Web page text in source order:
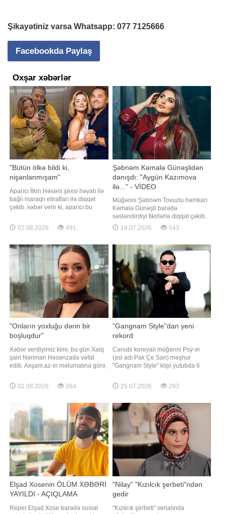
Şikayətiniz varsa Whatsapp: 077 7125666
Facebookda Paylaş
Oxşar xəbərlər
"Bütün ölkə bildi ki,
nişanlanmışam"
Aparıcı İlkin Həsəni şəxsi həyatı ilə
bağlı maraqlı etirafları ilə diqqət
çəkib. xəbər verir ki, aparıcı bu
danışıb. O, nişanlı olduğu dövrdə
şəxsi həyatı ilə bağlı mediada
təsirindən söz açıb. Aparıcı
vurğulayıb ki, şəxs
02.08.2026 491
Şəbnəm Kəmalə Günəşlidən
danışdı: "Aygün Kazımova
ilə..." - VİDEO
Müğənni Şəbnəm Tovuzlu həmkarı
Kəmalə Günəşli barədə
səsləndirdiyi fikirlərlə diqqət çəkib.
Sənətçi "Yalçınla bir gün" verilişində
bildirib ki, hazırda trend
Kəmalə Günəşli ön sıralarda yer
alırlar. Onun sözlərinə görə, bu
nəticə Kəmalənin uzun illər
göstərdiy
19.07.2026 543
"Onların yoxluğu dərin bir
boşluqdur"
Xəbər verdiyimiz kimi, bu gün Xalq
şairi Nəriman Həsənzadə vəfat
edib. Axşam.az-ın məlumatına görə,
sosial media hesabında paylaşım
edib. Aparıcı ötən ilin məhz bu günü
Babayevi də yad edib. "Avqustun 1-i
Azərbaycan mədəniyyətini
02.08.2026 284
"Gangnam Style"dan yeni
rekord
Cənubi koreyalı müğənni Psy-ın
(əsl adı Pak Çe San) məşhur
"Gangnam Style" klipi yutubda 6
Axşam.az xəbər verir ki, bu barədə
"Billboard" məlumat yayıb. 2012-ci
çatan ilk K-pop videosu olub.
Rejissoru Ço Su Hyon ola
25.07.2026 293
Elşad Xosenin ÖLÜM XƏBƏRİ
YAYILDI - AÇIQLAMA
Reper Elşad Xose barədə sosial
"Nilay" "Kızılcık şerbeti"ndən
gedir
"Kızılcık şerbeti" serialında